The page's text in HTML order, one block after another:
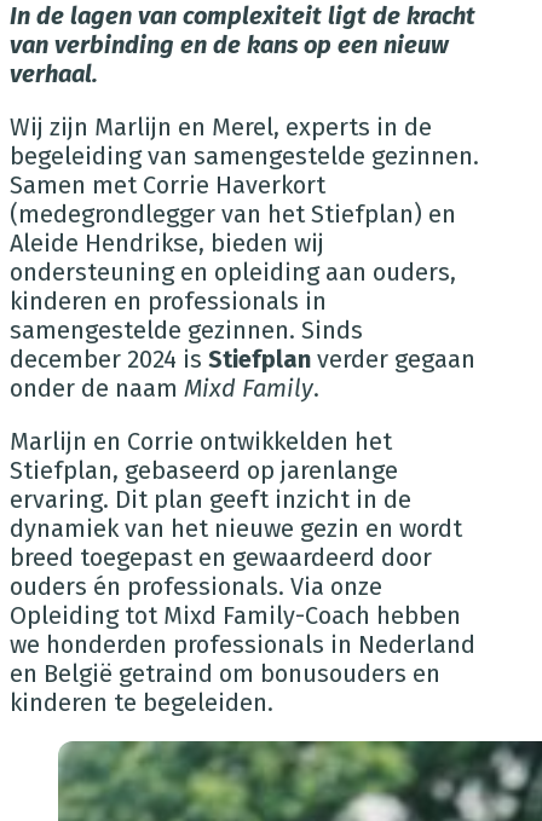
In de lagen van complexiteit ligt de kracht
van verbinding en de kans op een nieuw
verhaal.
Wij zijn Marlijn en Merel, experts in de
begeleiding van samengestelde gezinnen.
Samen met Corrie Haverkort
(medegrondlegger van het Stiefplan) en
Aleide Hendrikse, bieden wij
ondersteuning en opleiding aan ouders,
kinderen en professionals in
samengestelde gezinnen. Sinds
december 2024 is Stiefplan verder gegaan
onder de naam Mixd Family.
Marlijn en Corrie ontwikkelden het
Stiefplan, gebaseerd op jarenlange
ervaring. Dit plan geeft inzicht in de
dynamiek van het nieuwe gezin en wordt
breed toegepast en gewaardeerd door
ouders én professionals. Via onze
Opleiding tot Mixd Family-Coach hebben
we honderden professionals in Nederland
en België getraind om bonusouders en
kinderen te begeleiden.